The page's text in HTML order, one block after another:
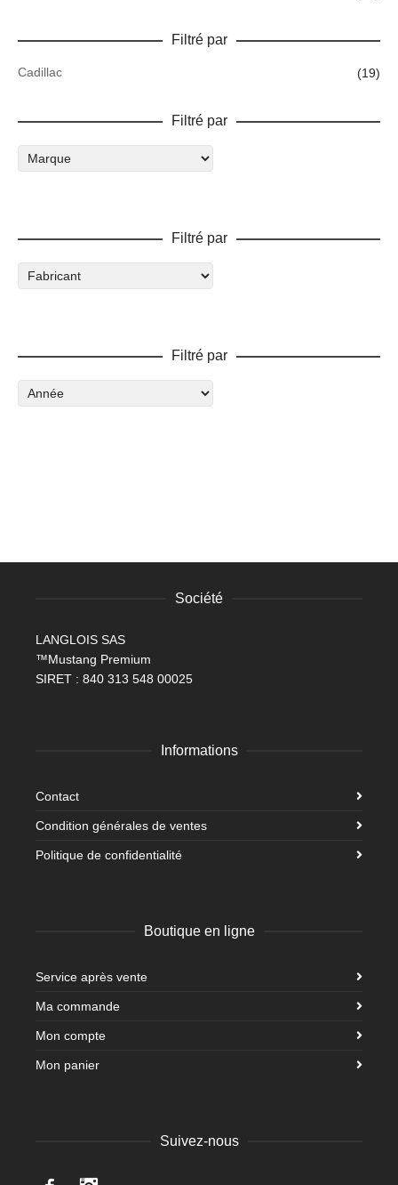
Filtré par
Cadillac (19)
Filtré par
Filtré par
Filtré par
Société
LANGLOIS SAS
™Mustang Premium
SIRET : 840 313 548 00025
Informations
Contact
Condition générales de ventes
Politique de confidentialité
Boutique en ligne
Service après vente
Ma commande
Mon compte
Mon panier
Suivez-nous